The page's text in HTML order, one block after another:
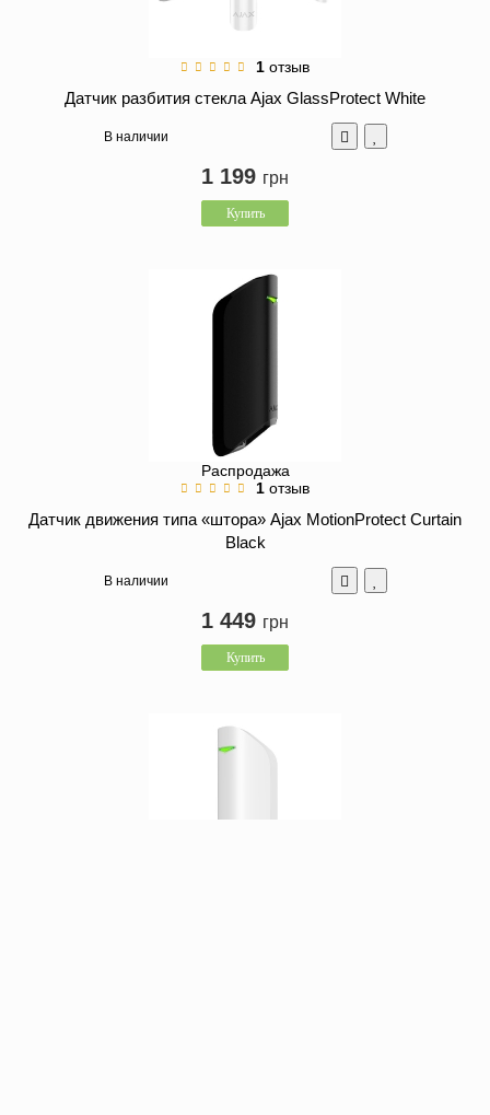
1 отзыв
Датчик разбития стекла Ajax GlassProtect White
В наличии
1 199 грн
Купить
Распродажа
1 отзыв
Датчик движения типа «штора» Ajax MotionProtect Curtain
Black
В наличии
1 449 грн
Купить